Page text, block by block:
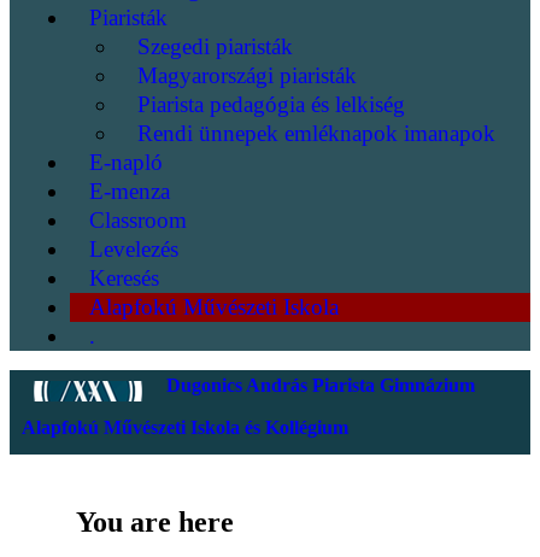
Piaristák
Szegedi piaristák
Magyarországi piaristák
Piarista pedagógia és lelkiség
Rendi ünnepek emléknapok imanapok
E-napló
E-menza
Classroom
Levelezés
Keresés
Alapfokú Művészeti Iskola
.
Dugonics András Piarista Gimnázium
Alapfokú Művészeti Iskola és Kollégium
You are here